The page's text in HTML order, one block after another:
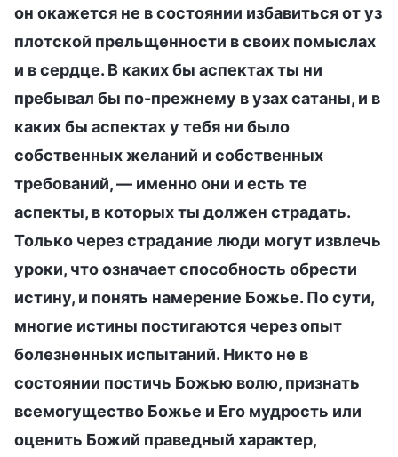
он окажется не в состоянии избавиться от уз
плотской прельщенности в своих помыслах
и в сердце. В каких бы аспектах ты ни
пребывал бы по-прежнему в узах сатаны, и в
каких бы аспектах у тебя ни было
собственных желаний и собственных
требований, — именно они и есть те
аспекты, в которых ты должен страдать.
Только через страдание люди могут извлечь
уроки, что означает способность обрести
истину, и понять намерение Божье. По сути,
многие истины постигаются через опыт
болезненных испытаний. Никто не в
состоянии постичь Божью волю, признать
всемогущество Божье и Его мудрость или
оценить Божий праведный характер,